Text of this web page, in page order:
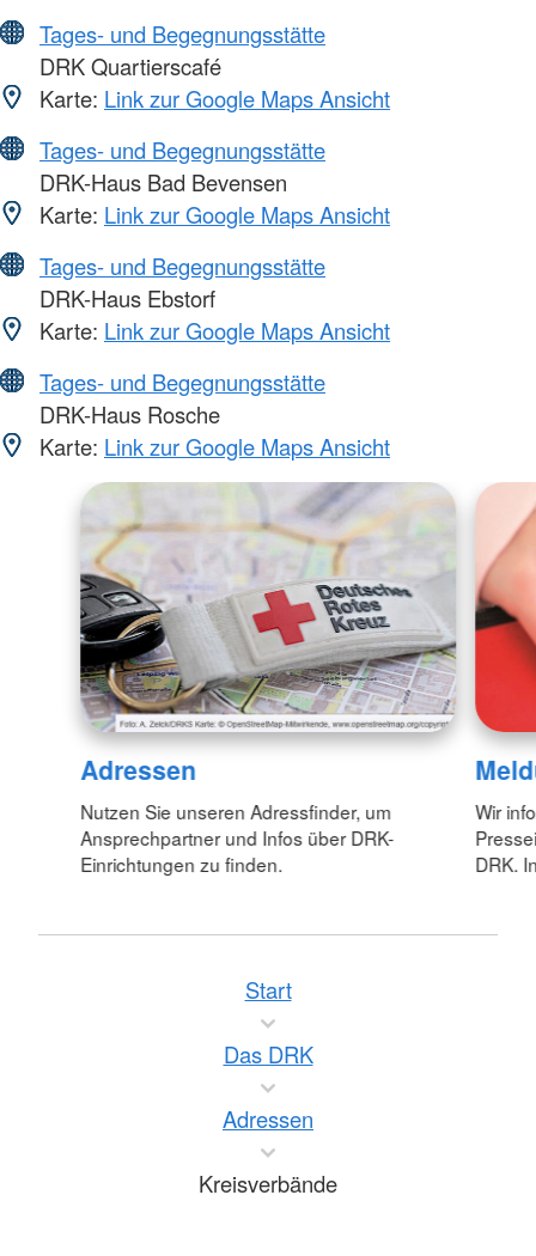
Tages- und Begegnungsstätte
DRK Quartierscafé
Karte: Link zur Google Maps Ansicht
Tages- und Begegnungsstätte
DRK-Haus Bad Bevensen
Karte: Link zur Google Maps Ansicht
Tages- und Begegnungsstätte
DRK-Haus Ebstorf
Karte: Link zur Google Maps Ansicht
Tages- und Begegnungsstätte
DRK-Haus Rosche
Karte: Link zur Google Maps Ansicht
Adressen
Nutzen Sie unseren Adressfinder, um
Ansprechpartner und Infos über DRK-
Einrichtungen zu finden.
Wir
DRK.
Start
Das DRK
Adressen
Kreisverbände